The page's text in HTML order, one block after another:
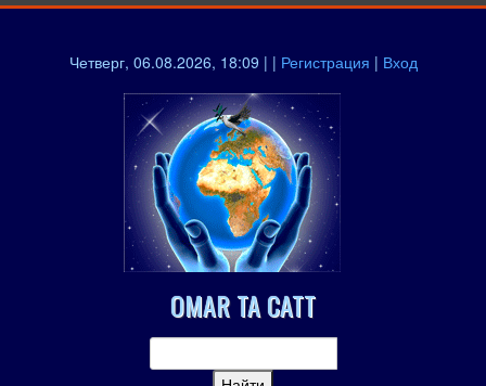
Четверг, 06.08.2026, 18:09 | | Регистрация | Вход
OMAR TA CATT